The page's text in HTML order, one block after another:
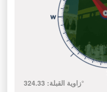
زاوية القبلة:324.33°